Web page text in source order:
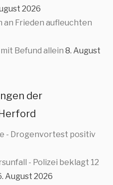
2026
an Frieden aufleuchten
Befund allein 8. August
der
- Drogenvortest positiv
- Polizei beklagt 12
August 2026